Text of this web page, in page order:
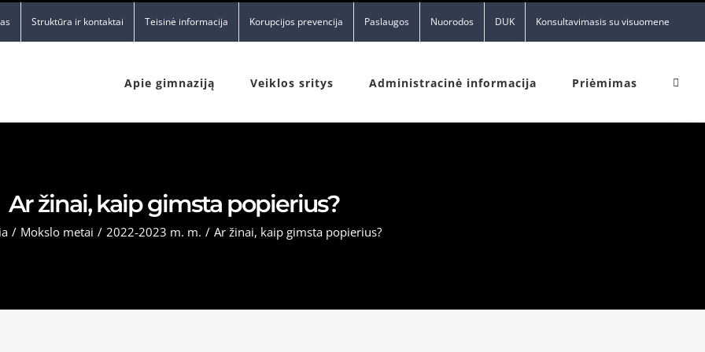
Struktūra ir kontaktai Teisinė informacija Korupcijos prevencija Paslaugos Nuorodos DUK Konsultavimasis su visuomene
Apie gimnaziją Veiklos sritys Administracinė informacija Priėmimas
Ar žinai, kaip gimsta popierius?
/ Mokslo metai / 2022-2023 m. m. / Ar žinai, kaip gimsta popierius?